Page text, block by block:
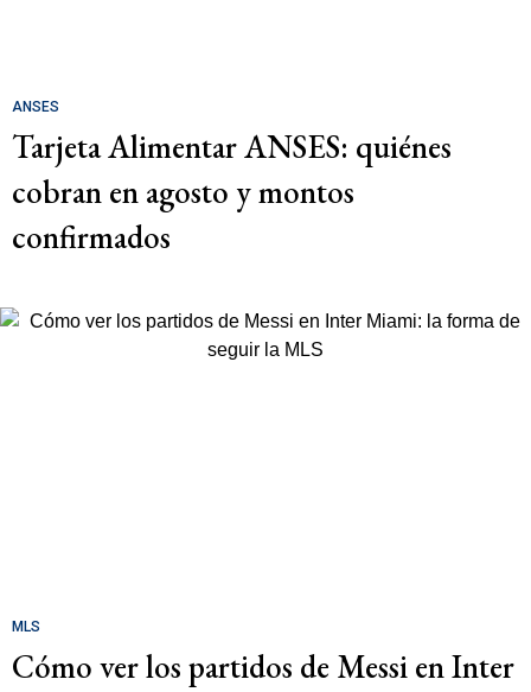
ANSES
Tarjeta Alimentar ANSES: quiénes
cobran en agosto y montos
confirmados
MLS
Cómo ver los partidos de Messi en Inter